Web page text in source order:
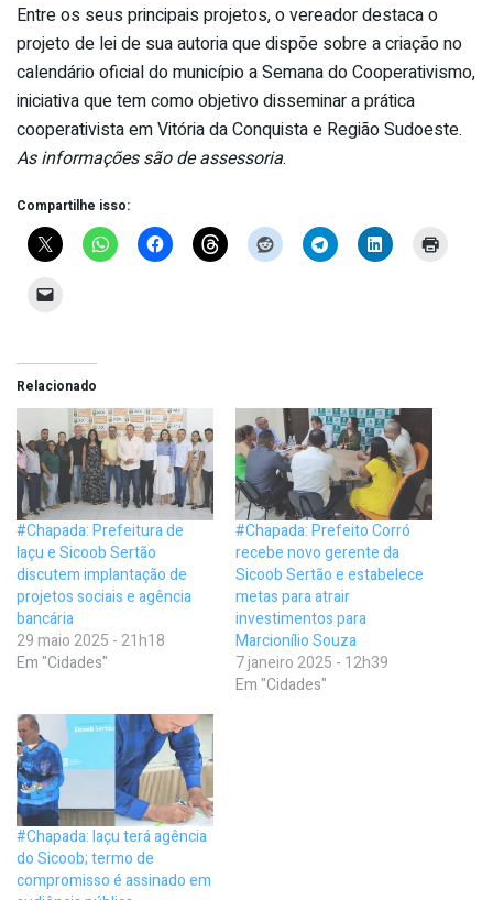
Entre os seus principais projetos, o vereador destaca o
projeto de lei de sua autoria que dispõe sobre a criação no
calendário oficial do município a Semana do Cooperativismo,
iniciativa que tem como objetivo disseminar a prática
cooperativista em Vitória da Conquista e Região Sudoeste.
As informações são de assessoria.
Compartilhe isso:
Relacionado
#Chapada: Prefeitura de
Iaçu e Sicoob Sertão
discutem implantação de
projetos sociais e agência
bancária
29 maio 2025 - 21h18
Em "Cidades"
#Chapada: Prefeito Corró
recebe novo gerente da
Sicoob Sertão e estabelece
metas para atrair
investimentos para
Marcionílio Souza
7 janeiro 2025 - 12h39
Em "Cidades"
#Chapada: Iaçu terá agência
do Sicoob; termo de
compromisso é assinado em